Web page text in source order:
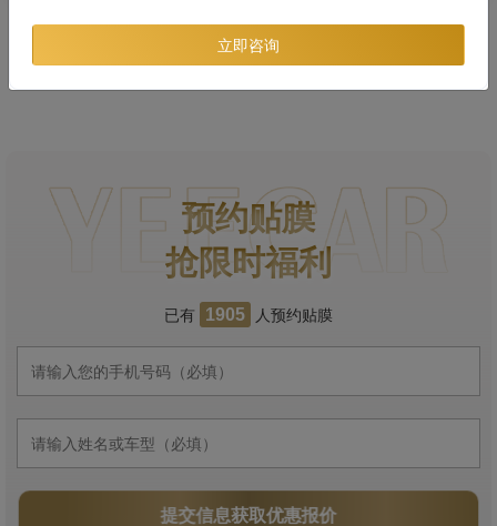
预约贴膜
抢限时福利
已有 1905 人预约贴膜
提交信息获取优惠报价
立即咨询